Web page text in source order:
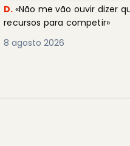
D. «Não me vão ouvir dizer
recursos para competir»
8 agosto 2026